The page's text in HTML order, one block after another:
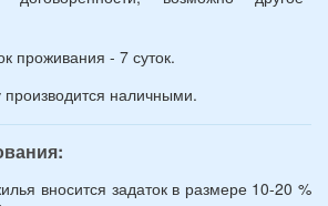
проживания - 7 суток.
наличными.
вносится задаток в размере 10-20 %